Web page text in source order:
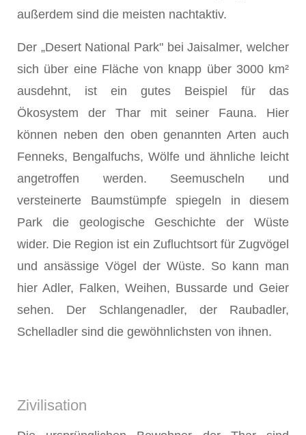
außerdem sind die meisten nachtaktiv.
Der „Desert National Park" bei Jaisalmer, welcher
sich über eine Fläche von knapp über 3000 km²
ausdehnt, ist ein gutes Beispiel für das
Ökosystem der Thar mit seiner Fauna. Hier
können neben den oben genannten Arten auch
Fenneks, Bengalfuchs, Wölfe und ähnliche leicht
angetroffen werden. Seemuscheln und
versteinerte Baumstümpfe spiegeln in diesem
Park die geologische Geschichte der Wüste
wider. Die Region ist ein Zufluchtsort für Zugvögel
und ansässige Vögel der Wüste. So kann man
hier Adler, Falken, Weihen, Bussarde und Geier
sehen. Der Schlangenadler, der Raubadler,
Schelladler sind die gewöhnlichsten von ihnen.
Zivilisation